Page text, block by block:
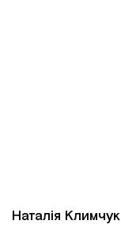
Наталія Климчук